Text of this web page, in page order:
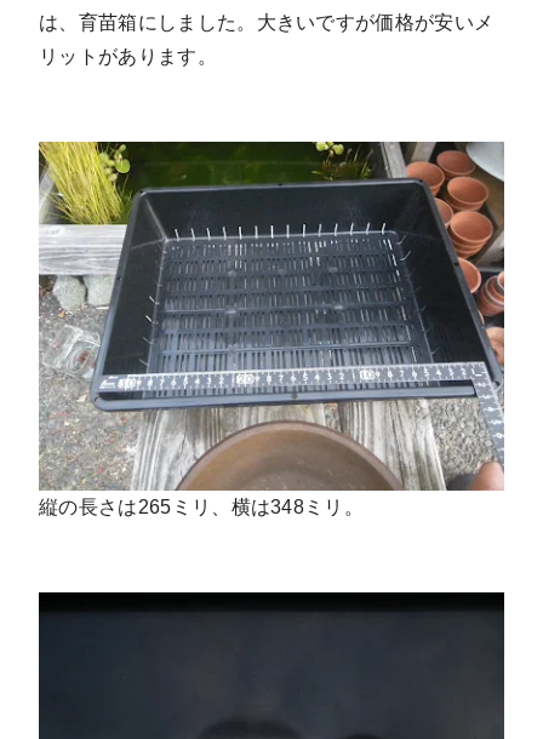
は、育苗箱にしました。大きいですが価格が安いメ
リットがあります。
縦の長さは265ミリ、横は348ミリ。